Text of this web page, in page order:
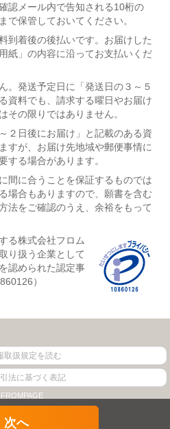
認メール内で告知される10桁の
で保管しておいてください。
到着後の後払いです。お届けした
紙」の内容に沿ってお支払いくだ
。発送予定日に「発送日の３～５
資料でも、請求する曜日やお届け
その限りではありません。
２日後にお届け」と記載のある資
すが、お届け先地域や郵便事情に
する場合があります。
間に合うことを保証するものでは
場合もありますので、願書を含む
法をご確認のうえ、余裕をもって
る株式会社フロム
り扱う企業として
認められた認定事
）
取扱規定を読む
法に基づく表記